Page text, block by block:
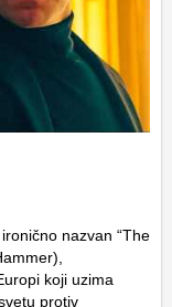
nazvan “The
koji uzima
protiv